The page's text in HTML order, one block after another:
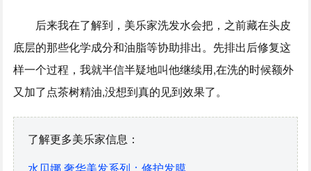
后来我在了解到，美乐家洗发水会把，之前藏在头皮
底层的那些化学成分和油脂等协助排出。先排出后修复这
样一个过程，我就半信半疑地叫他继续用,在洗的时候额外
又加了点茶树精油,没想到真的见到效果了。
了解更多美乐家信息：
水贝娜 奢华美发系列：修护发膜